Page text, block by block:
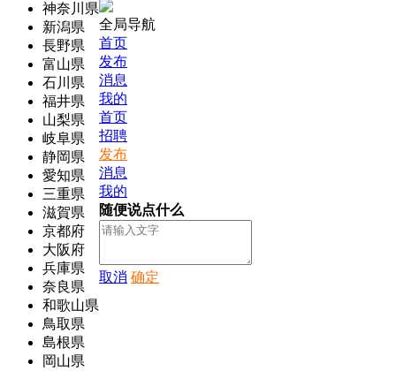
神奈川県
新潟県
長野県
富山県
石川県
福井県
山梨県
岐阜県
静岡県
愛知県
三重県
滋賀県
京都府
大阪府
兵庫県
奈良県
和歌山県
鳥取県
島根県
岡山県
全局导航
首页
发布
消息
我的
首页
招聘
发布
消息
我的
随便说点什么
取消 确定